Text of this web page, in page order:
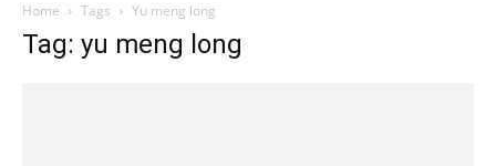
Home Tags Yu meng long
Tag: yu meng long